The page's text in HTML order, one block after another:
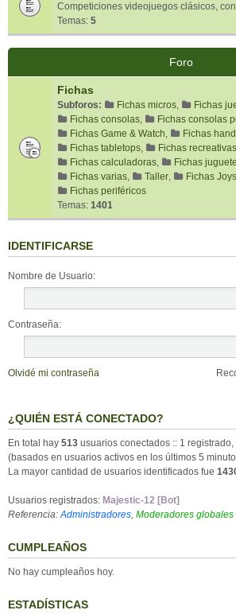
Competiciones videojuegos clásicos,
Temas: 5
Foro
Fichas
Subforos: Fichas micros, Fichas
Fichas consolas, Fichas consolas
Fichas Game & Watch, Fichas
Fichas tabletops, Fichas recreativas
Fichas calculadoras, Fichas
Fichas varias, Taller, Fichas
Fichas periféricos
Temas: 1401
IDENTIFICARSE
Nombre de Usuario:
Contraseña:
Olvidé mi contraseña
¿QUIÉN ESTÁ CONECTADO?
En total hay 513 usuarios conectados :: 1
(basados en usuarios activos en los últimos 5
La mayor cantidad de usuarios identificados fue
Usuarios registrados: Majestic-12 [Bot]
Referencia:Administradores, Moderadores globales
CUMPLEAÑOS
No hay cumpleaños hoy.
ESTADÍSTICAS